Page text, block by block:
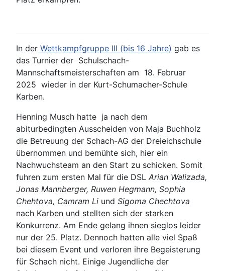
In der Wettkampfgruppe III (bis 16 Jahre) gab es
das Turnier der Schulschach-
Mannschaftsmeisterschaften am 18. Februar
2025 wieder in der Kurt-Schumacher-Schule
Karben.
Henning Musch hatte ja nach dem
abiturbedingten Ausscheiden von Maja Buchholz
die Betreuung der Schach-AG der Dreieichschule
übernommen und bemühte sich, hier ein
Nachwuchsteam an den Start zu schicken. Somit
fuhren zum ersten Mal für die DSL Arian Walizada,
Jonas Mannberger, Ruwen Hegmann, Sophia
Chehtova, Camram Li und Sigoma Chechtova
nach Karben und stellten sich der starken
Konkurrenz. Am Ende gelang ihnen sieglos leider
nur der 25. Platz. Dennoch hatten alle viel Spaß
bei diesem Event und verloren ihre Begeisterung
für Schach nicht. Einige Jugendliche der